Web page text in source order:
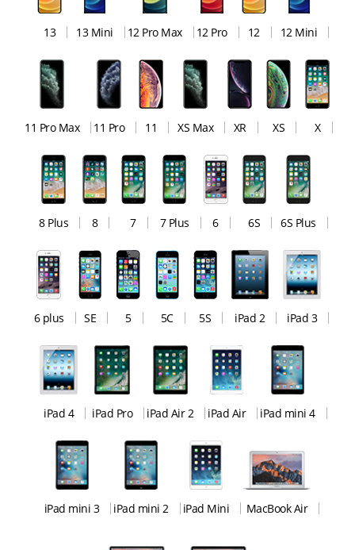
13 13 Mini 12 Pro Max 12 Pro 12 12 Mini
11 Pro Max 11 Pro 11 XS Max XR XS X
8 Plus 8 7 7 Plus 6 6S 6S Plus
6 plus SE 5 5C 5S iPad 2 iPad 3
iPad 4 iPad Pro iPad Air 2 iPad Air iPad mini 4
iPad mini 3 iPad mini 2 iPad Mini MacBook Air